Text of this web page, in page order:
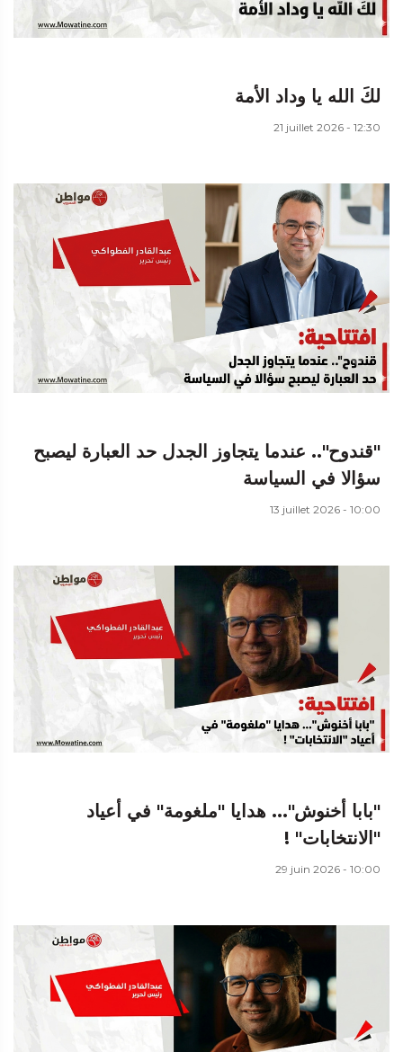
لكَ الله يا وداد الأمة
21 juillet 2026 - 12:30
"قندوح".. عندما يتجاوز الجدل حد العبارة ليصبح
سؤالا في السياسة
13 juillet 2026 - 10:00
"بابا أخنوش"... هدايا "ملغومة" في أعياد
"الانتخابات" !
29 juin 2026 - 10:00